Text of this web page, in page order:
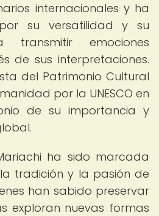
internacionales y ha
su versatilidad y su
transmitir emociones
de sus interpretaciones.
del Patrimonio Cultural
por la UNESCO en
de su importancia y
ha sido marcada
tradición y la pasión de
han sabido preservar
exploran nuevas formas